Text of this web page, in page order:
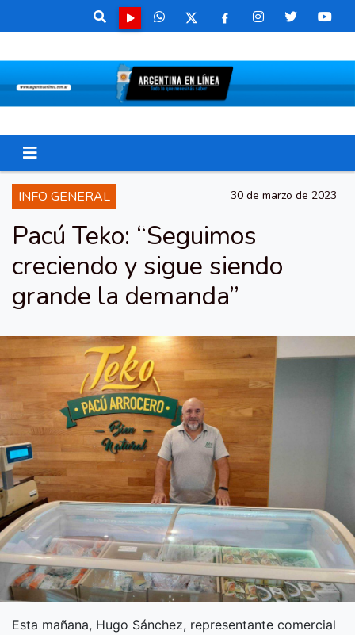
INFO GENERAL 30 de marzo de 2023
Pacú Teko: “Seguimos
creciendo y sigue siendo
grande la demanda”
Esta mañana, Hugo Sánchez, representante comercial